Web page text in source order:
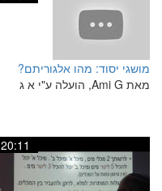
מושגי יסוד: מהו אלגוריתם?
מאת Ami G, הועלה ע"י א ג
20:11